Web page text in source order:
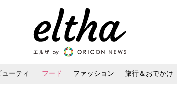
ューティ フード ファッション 旅行＆おでかけ